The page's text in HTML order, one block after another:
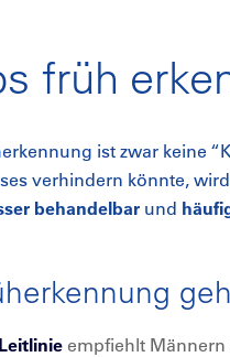
früh
ist zwar keine
verhindern könnte,
behandelbar und
empfiehlt Männern